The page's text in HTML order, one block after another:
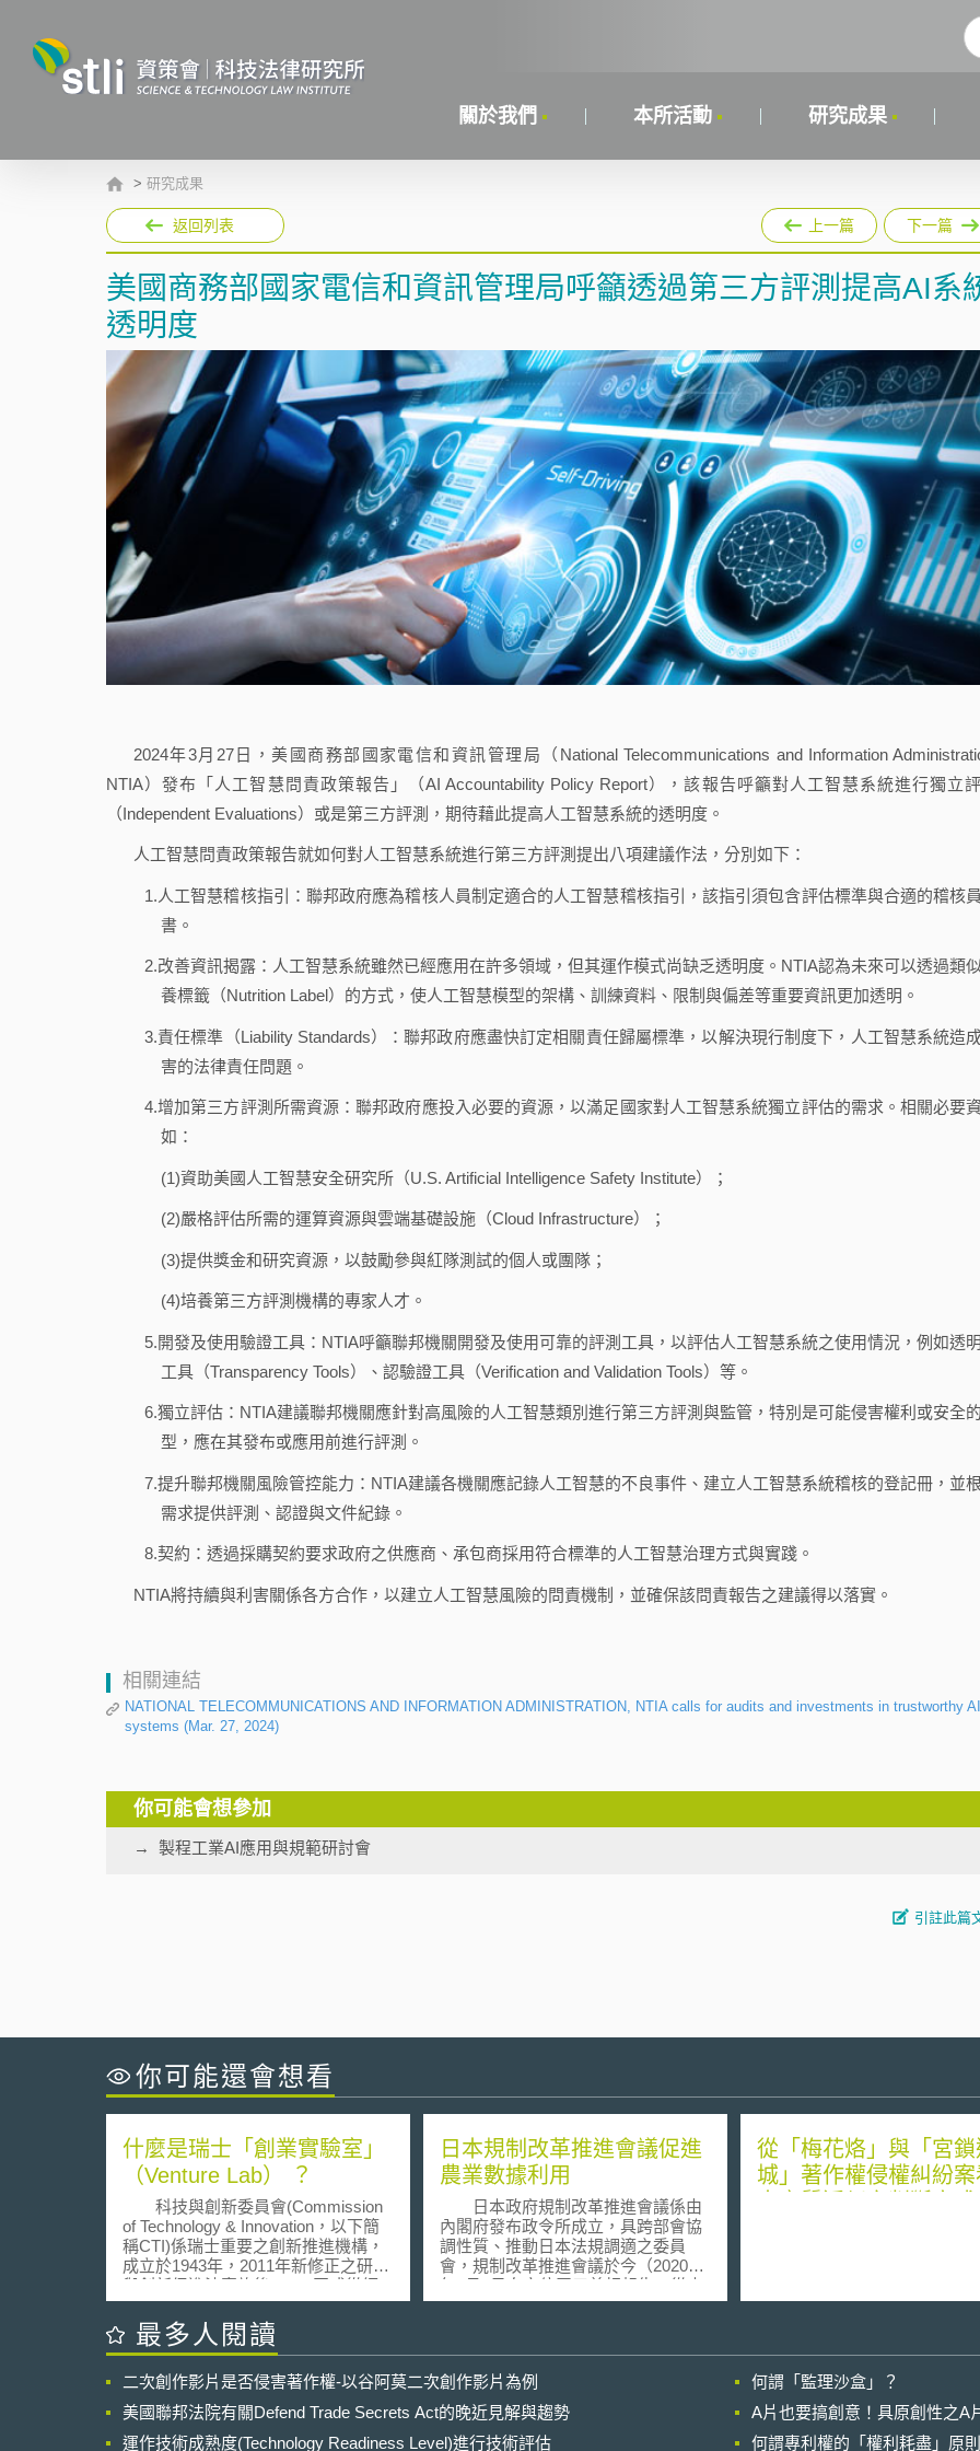
關於我們 本所活動 研究成果
> 研究成果
返回列表 上一篇 下一篇
美國商務部國家電信和資訊管理局呼籲透過第三方評測提高AI系
透明度
2024年3月27日，美國商務部國家電信和資訊管理局（National Telecommunications and Information
NTIA）發布「人工智慧問責政策報告」（AI Accountability Policy Report），該報告呼籲對人工智慧系統進行獨立
（Independent Evaluations）或是第三方評測，期待藉此提高人工智慧系統的透明度。
人工智慧問責政策報告就如何對人工智慧系統進行第三方評測提出八項建議作法，分別如下：
1.人工智慧稽核指引：聯邦政府應為稽核人員制定適合的人工智慧稽核指引，該指引須包含評估標準與合適的稽核
書。
2.改善資訊揭露：人工智慧系統雖然已經應用在許多領域，但其運作模式尚缺乏透明度。NTIA認為未來可以透過類
養標籤（Nutrition Label）的方式，使人工智慧模型的架構、訓練資料、限制與偏差等重要資訊更加透明。
3.責任標準（Liability Standards）：聯邦政府應盡快訂定相關責任歸屬標準，以解決現行制度下，人工智慧系統造
害的法律責任問題。
4.增加第三方評測所需資源：聯邦政府應投入必要的資源，以滿足國家對人工智慧系統獨立評估的需求。相關必要
如：
(1)資助美國人工智慧安全研究所（U.S. Artificial Intelligence Safety Institute）；
(2)嚴格評估所需的運算資源與雲端基礎設施（Cloud Infrastructure）；
(3)提供獎金和研究資源，以鼓勵參與紅隊測試的個人或團隊；
(4)培養第三方評測機構的專家人才。
5.開發及使用驗證工具：NTIA呼籲聯邦機關開發及使用可靠的評測工具，以評估人工智慧系統之使用情況，例如透
工具（Transparency Tools）、認驗證工具（Verification and Validation Tools）等。
6.獨立評估：NTIA建議聯邦機關應針對高風險的人工智慧類別進行第三方評測與監管，特別是可能侵害權利或安全
型，應在其發布或應用前進行評測。
7.提升聯邦機關風險管控能力：NTIA建議各機關應記錄人工智慧的不良事件、建立人工智慧系統稽核的登記冊，並
需求提供評測、認證與文件紀錄。
8.契約：透過採購契約要求政府之供應商、承包商採用符合標準的人工智慧治理方式與實踐。
NTIA將持續與利害關係各方合作，以建立人工智慧風險的問責機制，並確保該問責報告之建議得以落實。
相關連結
NATIONAL TELECOMMUNICATIONS AND INFORMATION ADMINISTRATION, NTIA calls for audits and investments in trustworthy AI
systems (Mar. 27, 2024)
你可能會想參加
製程工業AI應用與規範研討會
引註此篇
你可能還會想看
什麼是瑞士「創業實驗室」
（Venture Lab） ？
科技與創新委員會(Commission
of Technology & Innovation，以下簡
稱CTI)係瑞士重要之創新推進機構，
成立於1943年，2011年新修正之研究
與創新促進法實施後，CTI正式從經
濟部聯邦職業教育及科技局(Federal
Office for Professional Education and
Technology, OEPT)獨立出來，成為一
聯邦經濟事務部（Federal
Department of Economic Affairs,
FDEA）。 CTI為擴大高科技創業
並創造研發成果商品化之效益推動創
日本規制改革推進會議促進
農業數據利用
日本政府規制改革推進會議係由
內閣府發布政令所成立，具跨部會協
調性質、推動日本法規調適之委員
會，規制改革推進會議於今（2020）
年7月2日向安倍晉三首相報告，從去
年10月起歷經8個月審議規制改革項
產領域「促進智慧農業普及」項目，
除了促進無人機、自動行走機普及、
農作物栽培設施設立而調和相關規定
外，「農業數據利活用」項目首見於
從「梅花烙」與「宮鎖
城」著作權侵權糾紛案
最多人閱讀
二次創作影片是否侵害著作權-以谷阿莫二次創作影片為例
何謂「監理沙盒」？
美國聯邦法院有關Defend Trade Secrets Act的晚近見解與趨勢
A片也要搞創意！具原創性之A
運作技術成熟度(Technology Readiness Level)進行技術評估
何謂專利權的「權利耗盡」原